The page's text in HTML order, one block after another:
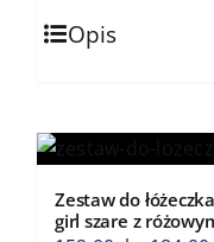
Ten
produkt
wariantów.
można
Opis
Zestaw do
girl szare z